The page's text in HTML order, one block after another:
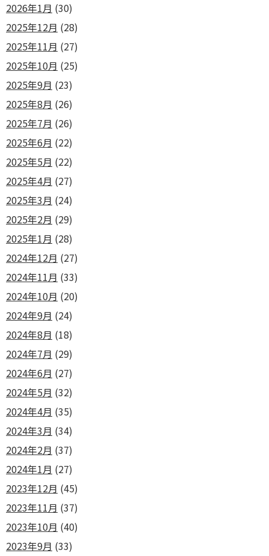
2026年1月 (30)
2025年12月 (28)
2025年11月 (27)
2025年10月 (25)
2025年9月 (23)
2025年8月 (26)
2025年7月 (26)
2025年6月 (22)
2025年5月 (22)
2025年4月 (27)
2025年3月 (24)
2025年2月 (29)
2025年1月 (28)
2024年12月 (27)
2024年11月 (33)
2024年10月 (20)
2024年9月 (24)
2024年8月 (18)
2024年7月 (29)
2024年6月 (27)
2024年5月 (32)
2024年4月 (35)
2024年3月 (34)
2024年2月 (37)
2024年1月 (27)
2023年12月 (45)
2023年11月 (37)
2023年10月 (40)
2023年9月 (33)